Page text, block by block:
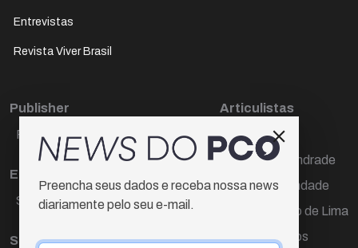
Entrevistas
Revista Viver Brasil
Publisher
Paulo Cesar de Oliveira
Editora Chefe
Sueli Cotta
Sub-editora
Articulistas
Décio Freire
Dr Marcos Andrade
Hamilton Trindade
Igor Carvalho de Lima
Mario Campos
Preencha seus dados e receba nossa news
diariamente pelo seu e-mail.